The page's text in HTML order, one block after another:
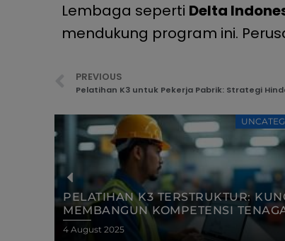
Lembaga seperti Delta
mendukung program ini.
PREVIOUS
Pelatihan K3 untuk Pekerja Pabrik: Strategi
PELATIHAN K3 UNTUK
INDUSTRI: MEMIMPIN DENGAN
KESELAMATAN
1 August 2025